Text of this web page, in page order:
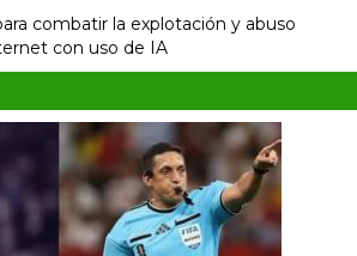
combatir la explotación y abuso
con uso de IA